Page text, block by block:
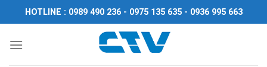
Chuyển
đến
dung
HOTLINE : 0989 490 236 - 0975 135 635 - 0936 995 663